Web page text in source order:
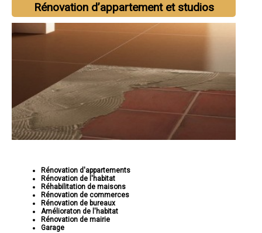
Rénovation d’appartement et studios
Rénovation d'appartements
Rénovation de l'habitat
Réhabilitation de maisons
Rénovation de commerces
Rénovation de bureaux
Amélioraton de l'habitat
Rénovation de mairie
Garage